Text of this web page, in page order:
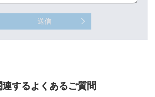
送信
連するよくあるご質問